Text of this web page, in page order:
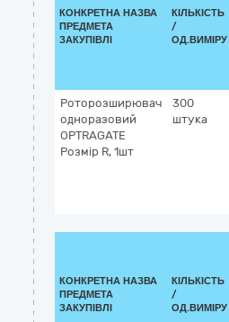
КОНКРЕТНА НАЗВА
ПРЕДМЕТА
ЗАКУПІВЛІ
КІЛЬКІСТЬ
/
ОД.ВИМІРУ
Роторозширювач
одноразовий
OPTRAGATE
Розмір R, 1шт
300
штука
КОНКРЕТНА НАЗВА
ПРЕДМЕТА
ЗАКУПІВЛІ
КІЛЬКІСТЬ
/
ОД.ВИМІРУ